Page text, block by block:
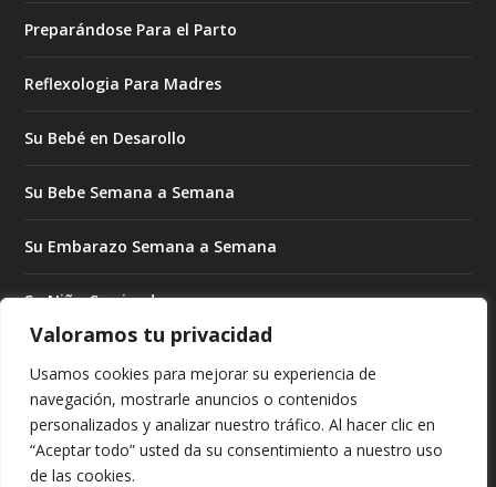
Valoramos tu privacidad
Usamos cookies para mejorar su experiencia de
navegación, mostrarle anuncios o contenidos
personalizados y analizar nuestro tráfico. Al hacer clic en
“Aceptar todo” usted da su consentimiento a nuestro uso
de las cookies.
Preparándose Para el Parto
Reflexologia Para Madres
Su Bebé en Desarollo
Su Bebe Semana a Semana
Su Embarazo Semana a Semana
Su Niño Creciendo
Subrogado Para Madres
Tratando de Embarazarse